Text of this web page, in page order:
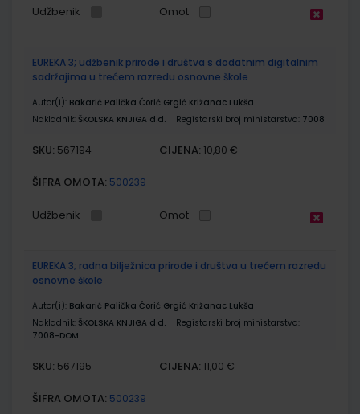
Udžbenik Omot
EUREKA 3; udžbenik prirode i društva s dodatnim digitalnim
sadržajima u trećem razredu osnovne škole
Autor(i): Bakarić Palička Ćorić Grgić Križanac Lukša
Nakladnik: ŠKOLSKA KNJIGA d.d. Registarski broj ministarstva: 7008
SKU: 567194 CIJENA: 10,80 €
ŠIFRA OMOTA: 500239
Udžbenik Omot
EUREKA 3; radna bilježnica prirode i društva u trećem razredu
osnovne škole
Autor(i): Bakarić Palička Ćorić Grgić Križanac Lukša
Nakladnik: ŠKOLSKA KNJIGA d.d.
Registarski broj ministarstva:
7008-DOM
SKU: 567195 CIJENA: 11,00 €
ŠIFRA OMOTA: 500239